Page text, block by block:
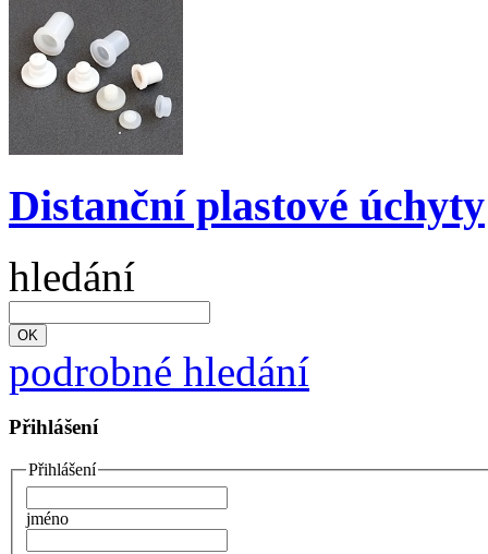
Distanční plastové úchyty
hledání
podrobné hledání
Přihlášení
Přihlášení
jméno